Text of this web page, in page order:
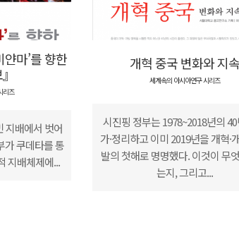
얀마’를 향한
리즈
지배에서 벗어
가 쿠데타를 통
지배체제에...
개혁 중국 변화와 지속
세계속의 아시아연구 시리즈
시진핑 정부는 1978~2018년의
가·정리하고 이미 2019년을 개혁·
발의 첫해로 명명했다. 이것이 무
는지, 그리고...